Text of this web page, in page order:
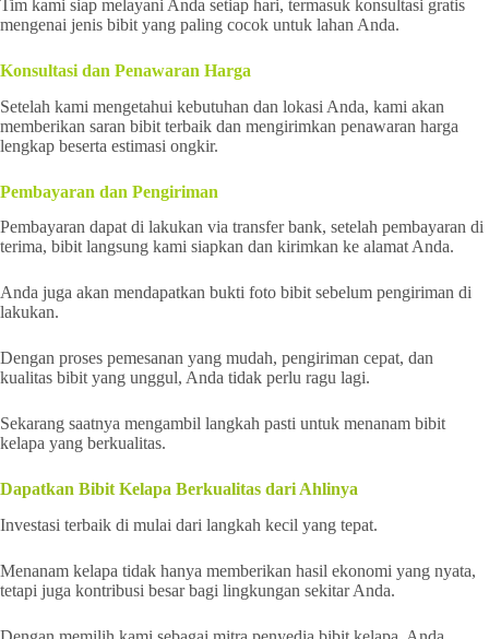
Tim kami siap melayani Anda setiap hari, termasuk konsultasi gratis
mengenai jenis bibit yang paling cocok untuk lahan Anda.
Konsultasi dan Penawaran Harga
Setelah kami mengetahui kebutuhan dan lokasi Anda, kami akan
memberikan saran bibit terbaik dan mengirimkan penawaran harga
lengkap beserta estimasi ongkir.
Pembayaran dan Pengiriman
Pembayaran dapat di lakukan via transfer bank, setelah pembayaran di
terima, bibit langsung kami siapkan dan kirimkan ke alamat Anda.
Anda juga akan mendapatkan bukti foto bibit sebelum pengiriman di
lakukan.
Dengan proses pemesanan yang mudah, pengiriman cepat, dan
kualitas bibit yang unggul, Anda tidak perlu ragu lagi.
Sekarang saatnya mengambil langkah pasti untuk menanam bibit
kelapa yang berkualitas.
Dapatkan Bibit Kelapa Berkualitas dari Ahlinya
Investasi terbaik di mulai dari langkah kecil yang tepat.
Menanam kelapa tidak hanya memberikan hasil ekonomi yang nyata,
tetapi juga kontribusi besar bagi lingkungan sekitar Anda.